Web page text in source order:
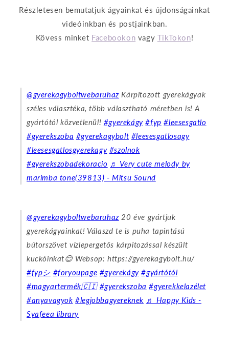
Részletesen bemutatjuk ágyainkat és újdonságainkat
videóinkban és postjainkban.
Kövess minket Facebookon vagy TikTokon!
@gyerekagyboltwebaruhazKárpitozott gyerekágyak
széles választéka, több választható méretben is! A
gyártótól közvetlenül! #gyerekágy #fyp #leesesgatlo
#gyerekszoba #gyerekagybolt #leesesgatlosagy
#leesesgatlosgyerekagy #szolnok
#gyerekszobadekoracio ♬ Very cute melody by
marimba tone(39813) - Mitsu Sound
@gyerekagyboltwebaruhaz20 éve gyártjuk
gyerekágyainkat! Válaszd te is puha tapintású
bútorszövet vízlepergetős kárpitozással készült
kuckóinkat😊 Websop: https://gyerekagybolt.hu/
#fypシ #foryoupage #gyerekágy #gyártótól
#magyartermék🇨🇮 #gyerekszoba #gyerekkelazélet
#anyavagyok #legjobbagyereknek ♬ Happy Kids -
Syafeea library